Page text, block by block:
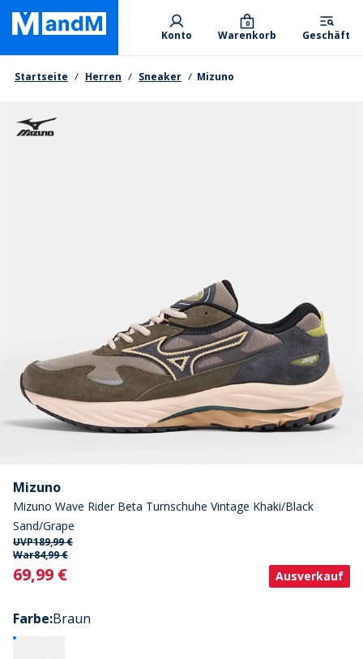
Skip
main
content
Primary departments
Konto Warenkorb
0
Geschäft
Brotkrumen
Startseite Herren Sneaker Mizuno
Mizuno
Mizuno Wave Rider Beta Turnschuhe Vintage Khaki/Black
Sand/Grape
UVP189,99 €
War84,99 €
Current
69,99 € Ausverkauf
Farbe:Braun